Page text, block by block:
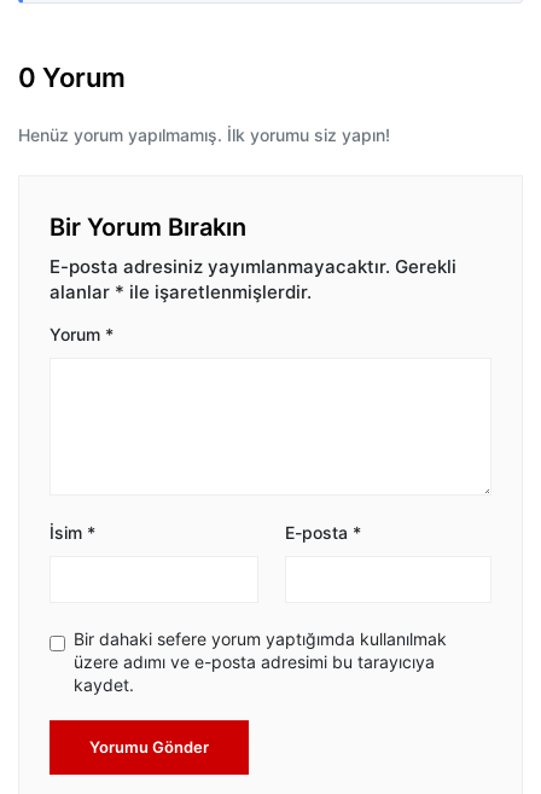
0 Yorum
Henüz yorum yapılmamış. İlk yorumu siz yapın!
Bir Yorum Bırakın
E-posta adresiniz yayımlanmayacaktır. Gerekli
alanlar * ile işaretlenmişlerdir.
Yorum *
İsim * E-posta *
Bir dahaki sefere yorum yaptığımda kullanılmak
üzere adımı ve e-posta adresimi bu tarayıcıya
kaydet.
Yorumu Gönder